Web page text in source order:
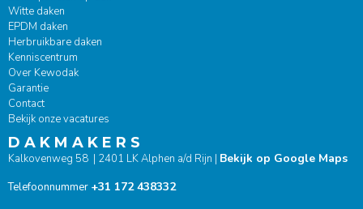
Witte daken
EPDM daken
Herbruikbare daken
Kenniscentrum
Over Kewodak
Garantie
Contact
Bekijk onze vacatures
D A K M A K E R S
Kalkovenweg 58 | 2401 LK Alphen a/d Rijn | Bekijk op Google Maps
Telefoonnummer +31 172 438332